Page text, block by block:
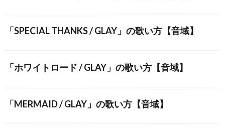
「SPECIAL THANKS / GLAY」の歌い方【音域】
「ホワイトロード / GLAY」の歌い方【音域】
「MERMAID / GLAY」の歌い方【音域】